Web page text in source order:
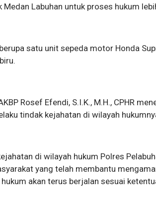
Labuhan untuk proses hukum
satu unit sepeda motor Honda
Rosef Efendi, S.I.K., M.H., CPHR
tindak kejahatan di wilayah
di wilayah hukum Polres
yang telah membantu
akan terus berjalan sesuai